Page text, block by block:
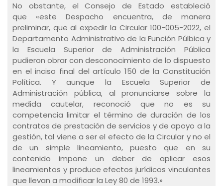
No obstante, el Consejo de Estado estableció
que «este Despacho encuentra, de manera
preliminar, que al expedir la Circular 100-005-2022, el
Departamento Administrativo de la Función Púlbica y
la Escuela Superior de Administración Pública
pudieron obrar con desconocimiento de lo dispuesto
en el inciso final del artículo 150 de la Constitución
Política. Y aunque la Escuela Superior de
Administración pública, al pronunciarse sobre la
medida cautelar, reconoció que no es su
competencia limitar el término de duración de los
contratos de prestación de servicios y de apoyo a la
gestión, tal viene a ser el efecto de la Circular y no el
de un simple lineamiento, puesto que en su
contenido impone un deber de aplicar esos
lineamientos y produce efectos jurídicos vinculantes
que llevan a modificar la Ley 80 de 1993.»